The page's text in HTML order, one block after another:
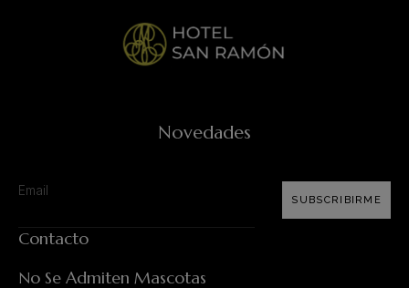
Novedades
SUBSCRIBIRME
Contacto
No Se Admiten Mascotas